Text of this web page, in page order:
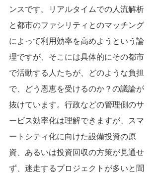
ンスです。リアルタイムでの人流解析
と都市のファシリティとのマッチング
によって利用効率を高めようという論
理ですが、そこには具体的にその都市
で活動する人たちが、どのような負担
で、どう恩恵を受けるのか？の議論が
抜けています。行政などの管理側のサ
ービス効率化は理解できますが、スマ
ートシティ化に向けた設備投資の原
資、あるいは投資回収の方策が見通せ
ず、迷走するプロジェクトが多いと聞